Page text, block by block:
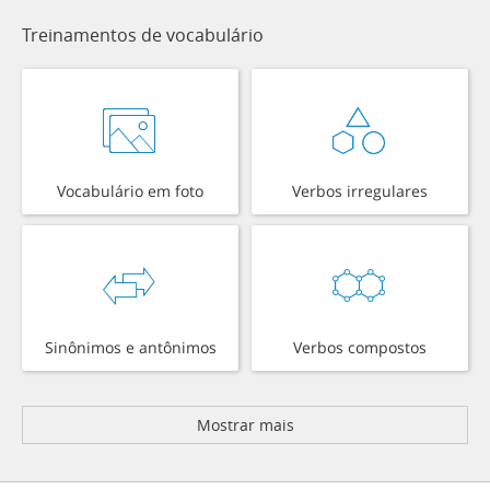
Treinamentos de vocabulário
Vocabulário em foto Verbos irregulares
Sinônimos e antônimos Verbos compostos
Mostrar mais